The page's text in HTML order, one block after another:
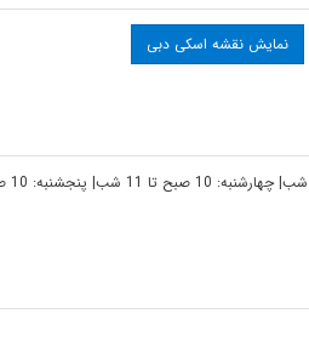
نمایش نقشه اسکی دبی